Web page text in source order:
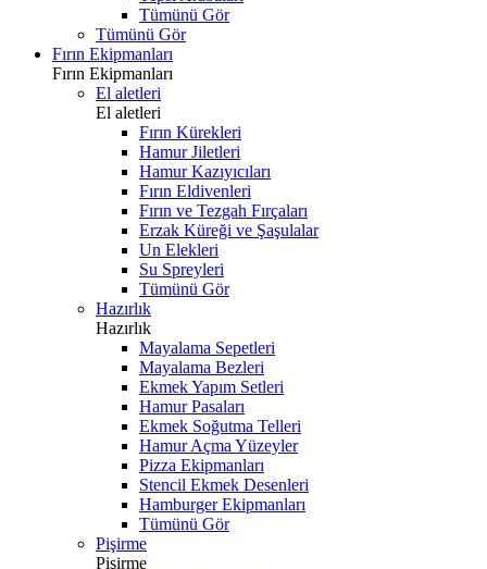
Tümünü Gör
Tümünü Gör
Fırın Ekipmanları
Fırın Ekipmanları
El aletleri
El aletleri
Fırın Kürekleri
Hamur Jiletleri
Hamur Kazıyıcıları
Fırın Eldivenleri
Fırın ve Tezgah Fırçaları
Erzak Küreği ve Şaşulalar
Un Elekleri
Su Spreyleri
Tümünü Gör
Hazırlık
Hazırlık
Mayalama Sepetleri
Mayalama Bezleri
Ekmek Yapım Setleri
Hamur Pasaları
Ekmek Soğutma Telleri
Hamur Açma Yüzeyler
Pizza Ekipmanları
Stencil Ekmek Desenleri
Hamburger Ekipmanları
Tümünü Gör
Pişirme
Pişirme